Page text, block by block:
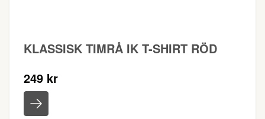
KLASSISK TIMRÅ IK T-SHIRT RÖD
249 kr